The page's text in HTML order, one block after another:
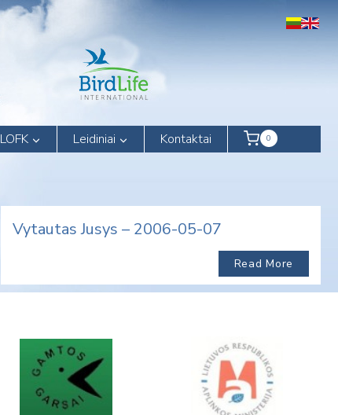
LOFK Leidiniai Kontaktai 0
Vytautas Jusys – 2006-05-07
Read More